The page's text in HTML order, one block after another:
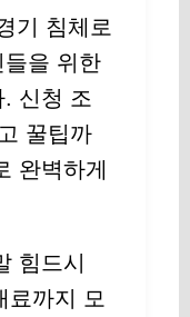
기 침체로
을 위한
신청 조
꿀팁까
완벽하게
힘드시
료까지 모